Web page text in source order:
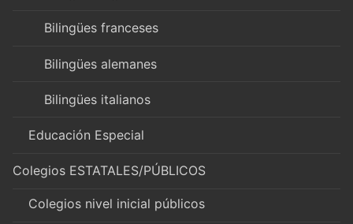
Bilingües franceses
Bilingües alemanes
Bilingües italianos
Educación Especial
Colegios ESTATALES/PÚBLICOS
Colegios nivel inicial públicos